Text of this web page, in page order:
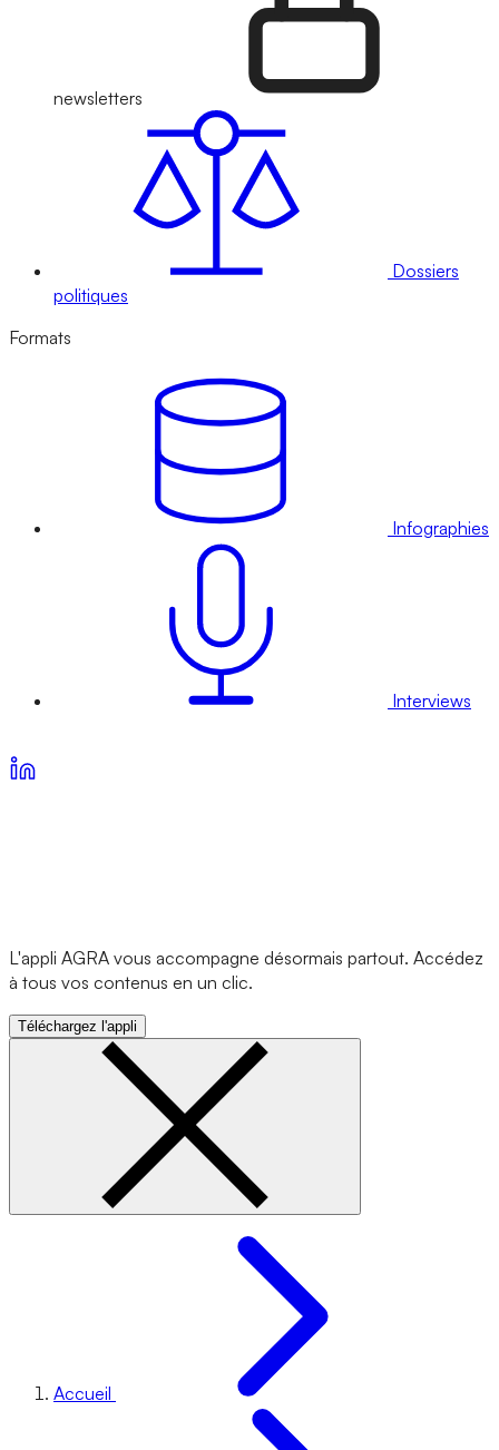
newsletters
Dossiers
politiques
Formats
Infographies
Interviews
L'appli AGRA vous accompagne désormais partout. Accédez
à tous vos contenus en un clic.
Téléchargez l'appli
Accueil